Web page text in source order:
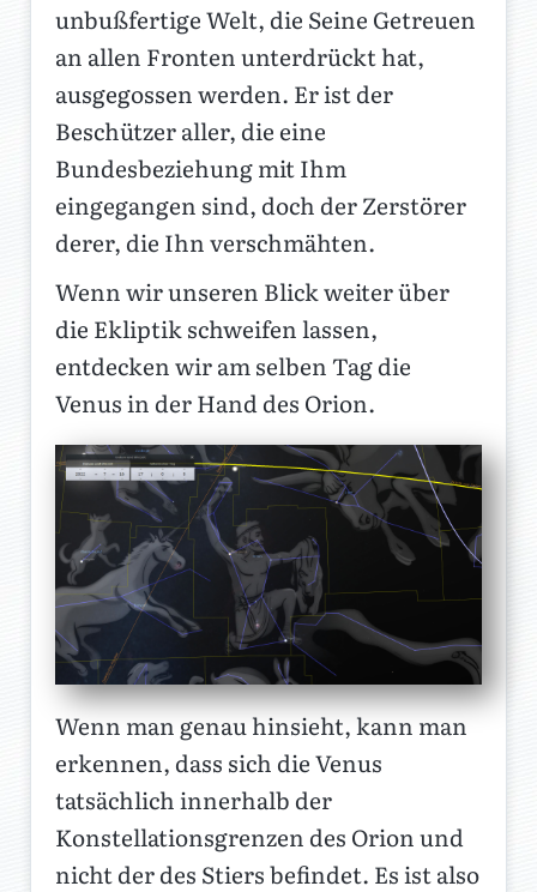
unbußfertige Welt, die Seine Getreuen
an allen Fronten unterdrückt hat,
ausgegossen werden. Er ist der
Beschützer aller, die eine
Bundesbeziehung mit Ihm
eingegangen sind, doch der Zerstörer
derer, die Ihn verschmähten.
Wenn wir unseren Blick weiter über
die Ekliptik schweifen lassen,
entdecken wir am selben Tag die
Venus in der Hand des Orion.
Wenn man genau hinsieht, kann man
erkennen, dass sich die Venus
tatsächlich innerhalb der
Konstellationsgrenzen des Orion und
nicht der des Stiers befindet. Es ist also